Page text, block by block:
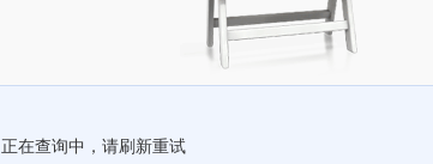
正在查询中，请刷新重试